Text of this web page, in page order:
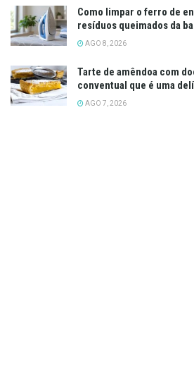
Como limpar o ferro de
resíduos queimados da
AGO 8, 2026
Tarte de amêndoa com
conventual que é uma
AGO 7, 2026